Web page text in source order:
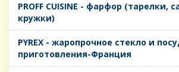
PROFF CUISINE - фарфор (тарелки,
кружки)
PYREX - жаропрочное стекло и
приготовления-Франция